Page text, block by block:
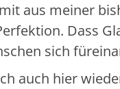
aus meiner
Dass
sich
auch hier